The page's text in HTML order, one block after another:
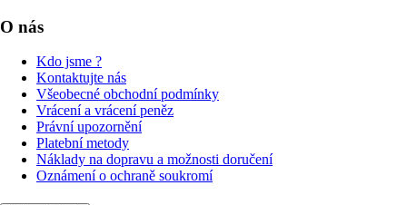
O nás
Kdo jsme ?
Kontaktujte nás
Všeobecné obchodní podmínky
Vrácení a vrácení peněz
Právní upozornění
Platební metody
Náklady na dopravu a možnosti doručení
Oznámení o ochraně soukromí